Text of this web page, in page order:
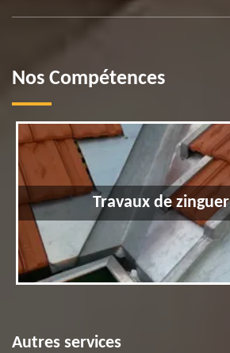
Nos Compétences
Travaux de
Autres services